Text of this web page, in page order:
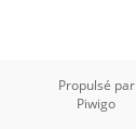
Propulsé par
Piwigo